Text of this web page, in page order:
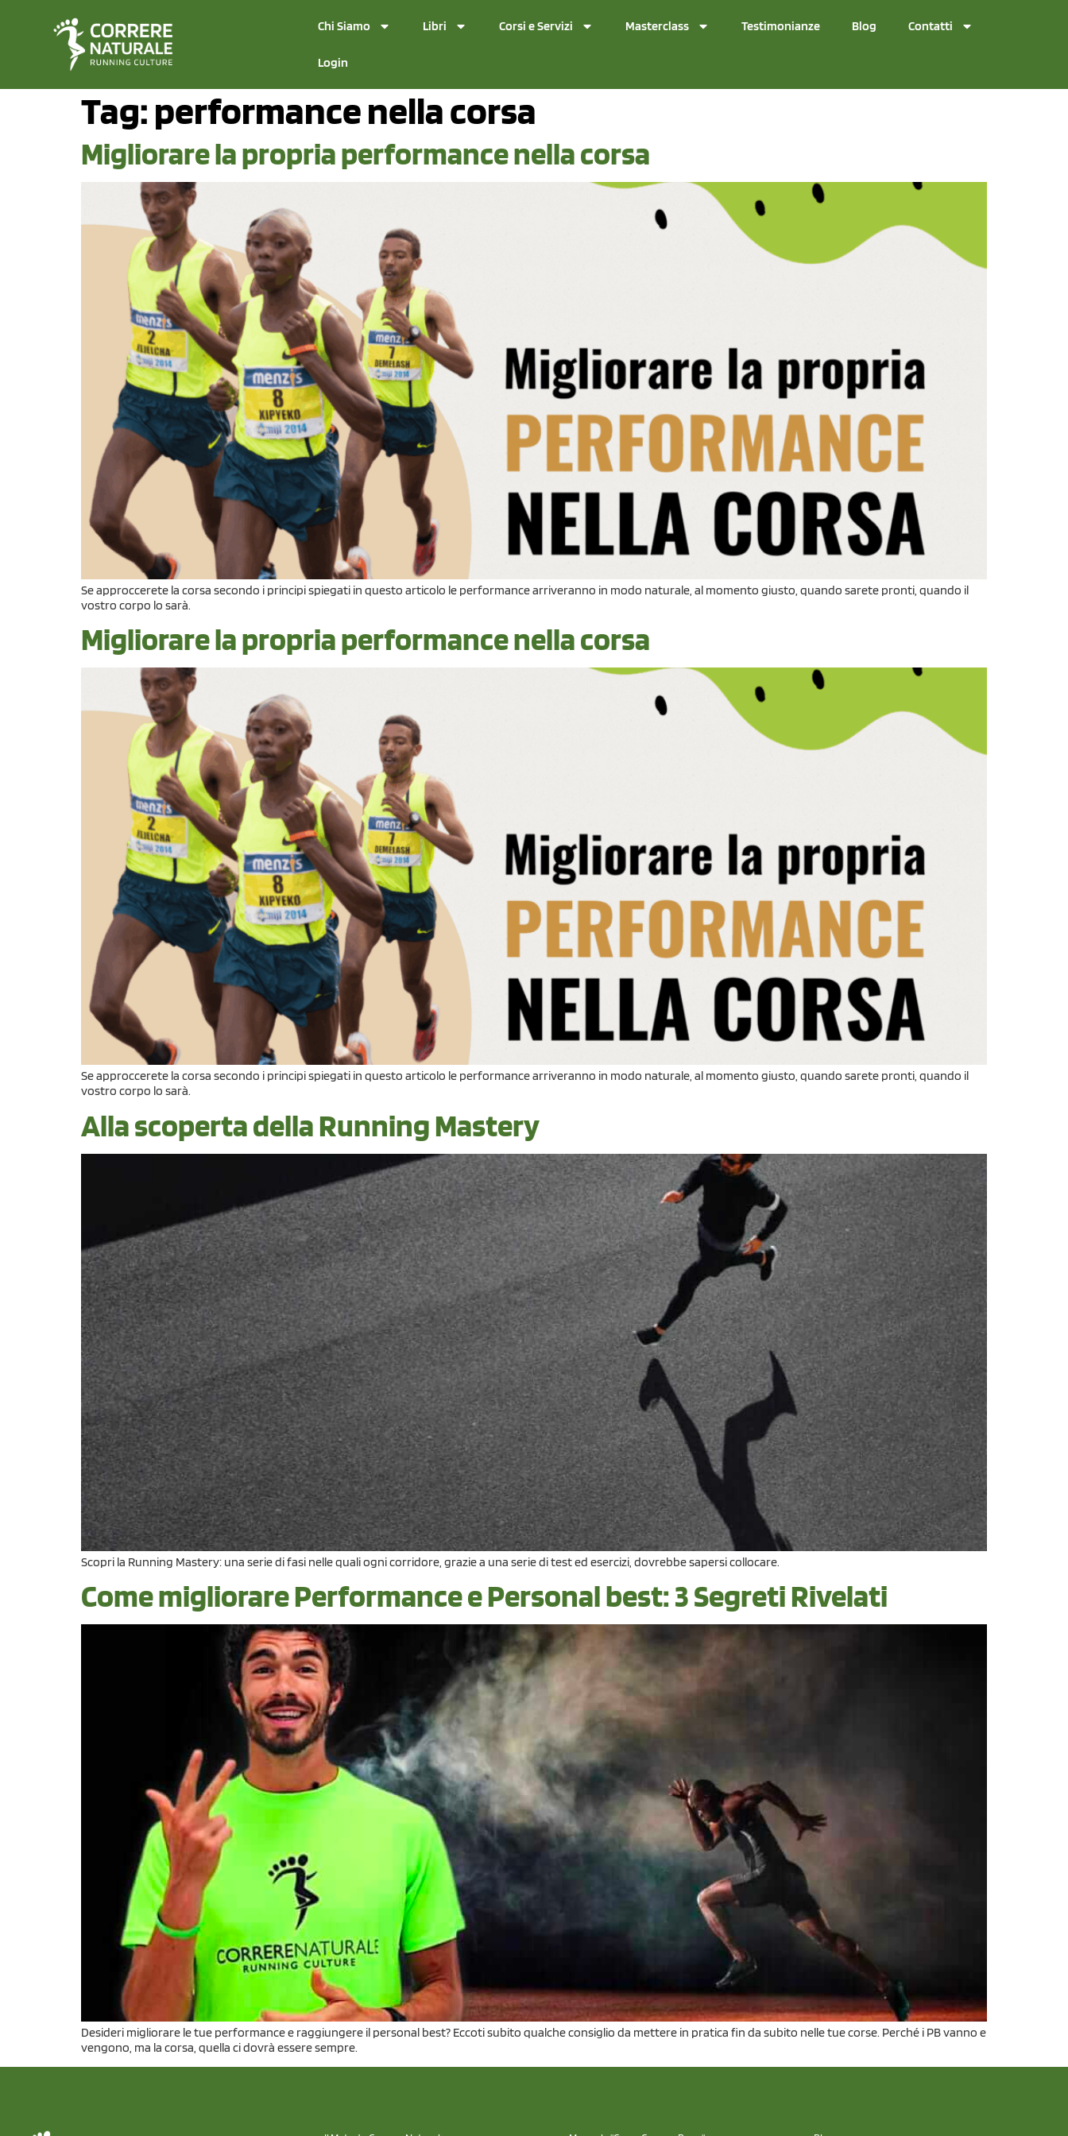
Chi Siamo Libri Corsi e Servizi Masterclass Testimonianze Blog Contatti
Login
Tag:performance nella corsa
Migliorare la propria performance nella corsa
Se approccerete la corsa secondo i principi spiegati in questo articolo le performance arriveranno in modo naturale, al momento giusto, quando sarete pronti, quando il
vostro corpo lo sarà.
Migliorare la propria performance nella corsa
Se approccerete la corsa secondo i principi spiegati in questo articolo le performance arriveranno in modo naturale, al momento giusto, quando sarete pronti, quando il
vostro corpo lo sarà.
Alla scoperta della Running Mastery
Scopri la Running Mastery: una serie di fasi nelle quali ogni corridore, grazie a una serie di test ed esercizi, dovrebbe sapersi collocare.
Come migliorare Performance e Personal best: 3 Segreti Rivelati
Desideri migliorare le tue performance e raggiungere il personal best? Eccoti subito qualche consiglio da mettere in pratica fin da subito nelle tue corse. Perché i PB vanno e
vengono, ma la corsa, quella ci dovrà essere sempre.